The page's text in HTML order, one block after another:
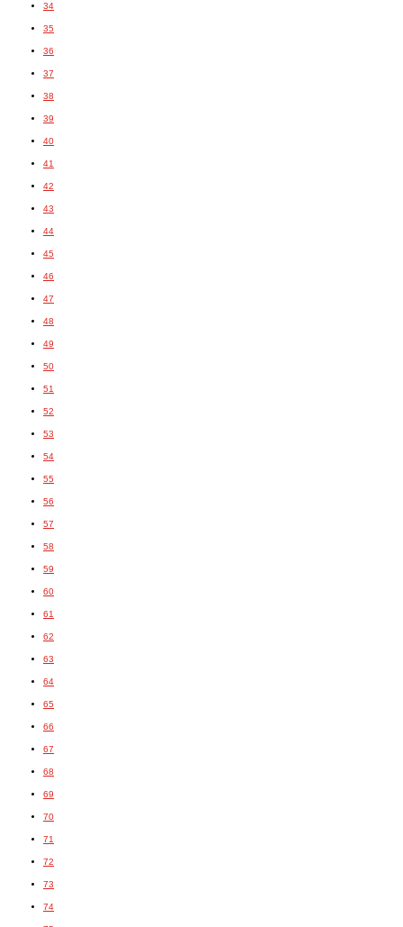
34
35
36
37
38
39
40
41
42
43
44
45
46
47
48
49
50
51
52
53
54
55
56
57
58
59
60
61
62
63
64
65
66
67
68
69
70
71
72
73
74